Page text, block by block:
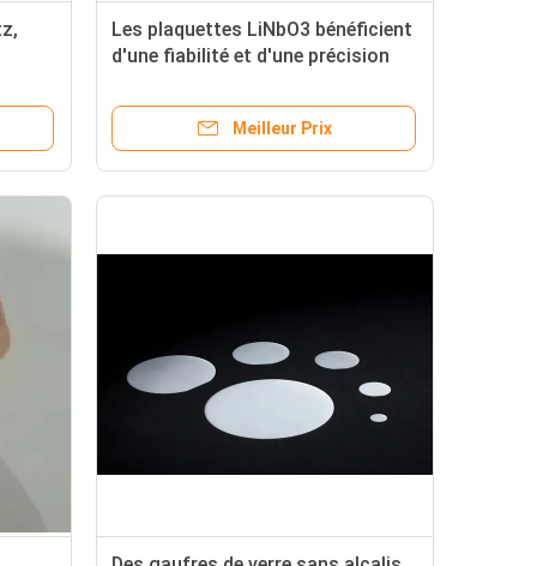
Les plaquettes LiNbO3 bénéficient
d'une fiabilité et d'une précision
haute performance
Meilleur Prix